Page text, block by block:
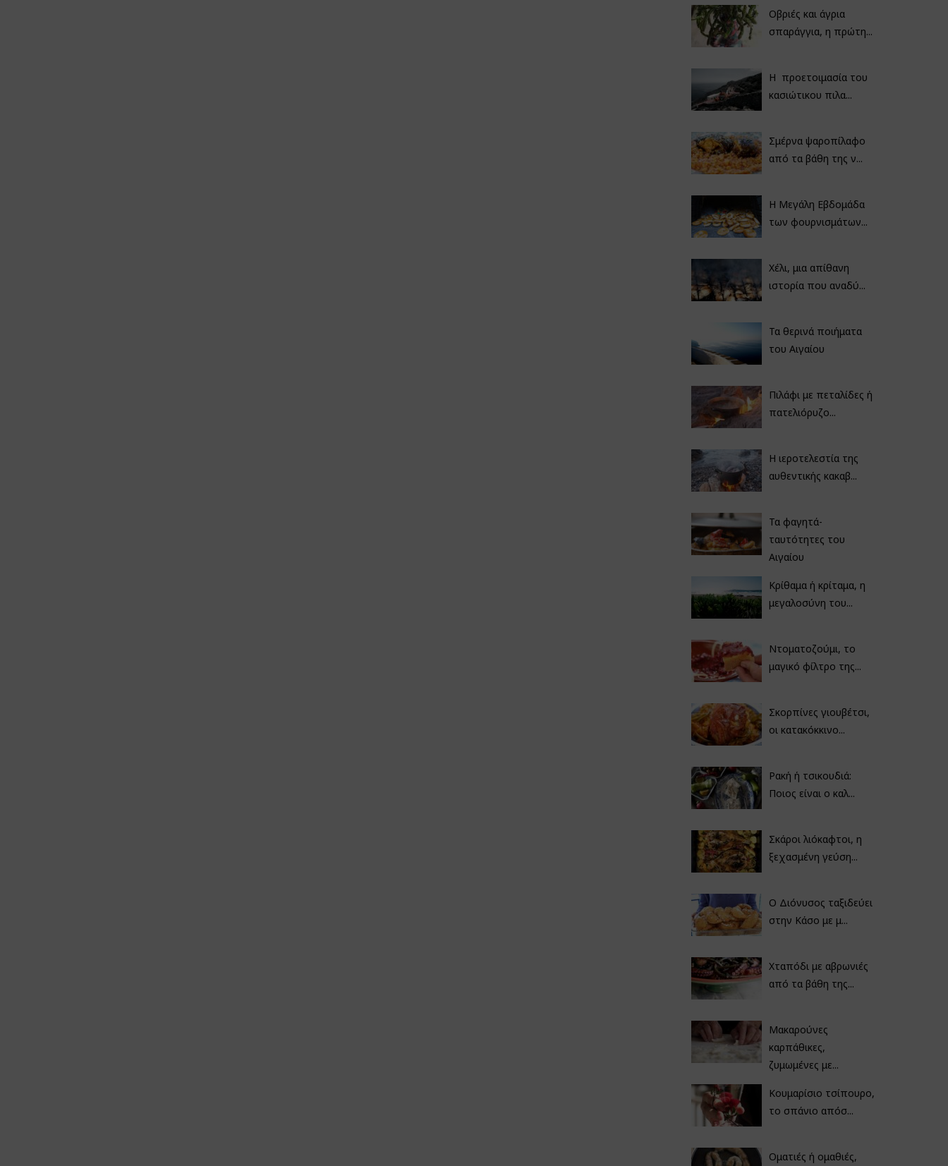
Οβριές και άγρια
σπαράγγια, η πρώτη...
Η προετοιμασία του
κασιώτικου πιλα...
Σμέρνα ψαροπίλαφο
από τα βάθη της ν...
Η Μεγάλη Εβδομάδα
των φουρνισμάτων...
Χέλι, μια απίθανη
ιστορία που αναδύ...
Τα θερινά ποιήματα
του Αιγαίου
Πιλάφι με πεταλίδες ή
πατελιόρυζο...
Η ιεροτελεστία της
αυθεντικής κακαβ...
Τα φαγητά-
ταυτότητες του
Αιγαίου
Κρίθαμα ή κρίταμα, η
μεγαλοσύνη του...
Ντοματοζούμι, το
μαγικό φίλτρο της...
Σκορπίνες γιουβέτσι,
οι κατακόκκινο...
Ρακή ή τσικουδιά:
Ποιος είναι ο καλ...
Σκάροι λιόκαφτοι, η
ξεχασμένη γεύση...
Ο Διόνυσος ταξιδεύει
στην Κάσο με μ...
Χταπόδι με αβρωνιές
από τα βάθη της...
Μακαρούνες
καρπάθικες,
ζυμωμένες με...
Κουμαρίσιο τσίπουρο,
το σπάνιο απόσ...
Οματιές ή ομαθιές,